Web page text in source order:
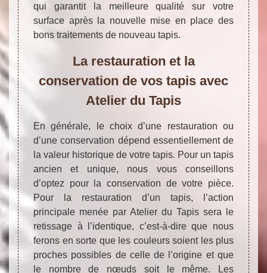
qui garantit la meilleure qualité sur votre
surface après la nouvelle mise en place des
bons traitements de nouveau tapis.
La restauration et la
conservation de vos tapis avec
Atelier du Tapis
En générale, le choix d’une restauration ou
d’une conservation dépend essentiellement de
la valeur historique de votre tapis. Pour un tapis
ancien et unique, nous vous conseillons
d’optez pour la conservation de votre pièce.
Pour la restauration d’un tapis, l’action
principale menée par Atelier du Tapis sera le
retissage à l’identique, c’est-à-dire que nous
ferons en sorte que les couleurs soient les plus
proches possibles de celle de l’origine et que
le nombre de nœuds soit le même. Les